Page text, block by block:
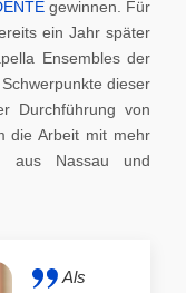
gewinnen. Für
ein Jahr später
Ensembles der
dieser
Durchführung von
die Arbeit mit mehr
aus Nassau und
Als